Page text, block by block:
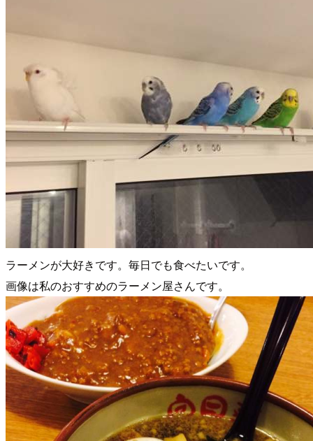
ラーメンが大好きです。毎日でも食べたいです。
画像は私のおすすめのラーメン屋さんです。